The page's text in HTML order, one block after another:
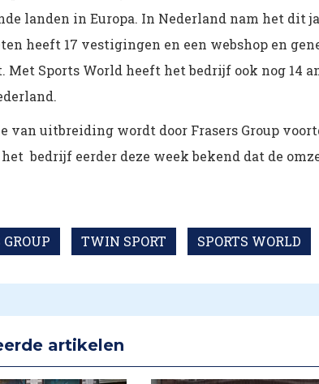
landen in Europa. In Nederland nam het dit
heeft 17 vestigingen en een webshop en
Met Sports World heeft het bedrijf ook nog 14
van uitbreiding wordt door Frasers Group
bedrijf eerder deze week bekend dat de
TWIN SPORT SPORTS WORLD
artikelen